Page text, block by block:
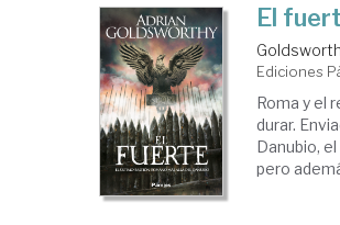
El
Ediciones
Roma y el
durar.
Danubio,
pero